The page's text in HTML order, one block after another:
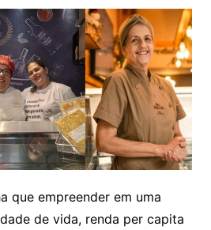
que empreender em uma
de vida, renda per capita